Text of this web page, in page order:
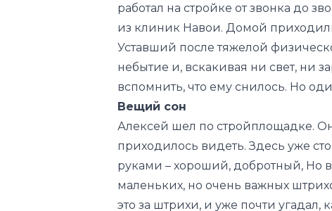
работал на стройке от звонка до
из клиник Навои. Домой
Уставший после тяжелой
небытие и, вскакивая ни свет, ни
вспомнить, что ему снилось. Но
Вещий сон
Алексей шел по стройплощадке.
приходилось видеть. Здесь уже
руками – хороший, добротный, Но в
маленьких, но очень важных
это за штрихи, и уже почти угадал,